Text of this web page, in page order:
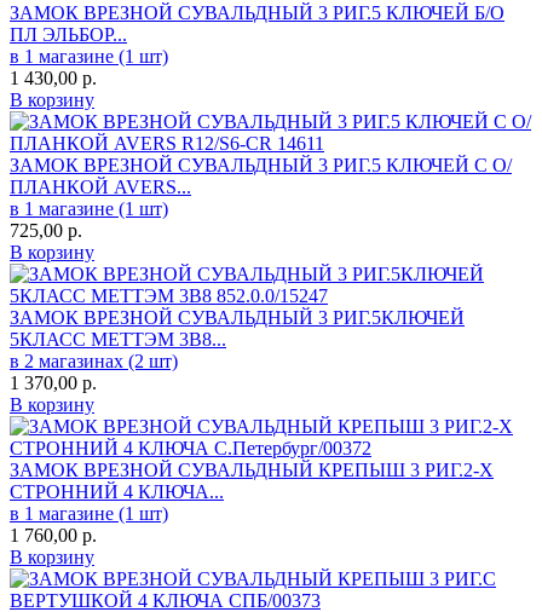
ЗАМОК ВРЕЗНОЙ СУВАЛЬДНЫЙ 3 РИГ.5 КЛЮЧЕЙ Б/О
ПЛ ЭЛЬБОР...
в 1 магазине (1 шт)
1 430,00 р.
В корзину
ЗАМОК ВРЕЗНОЙ СУВАЛЬДНЫЙ 3 РИГ.5 КЛЮЧЕЙ С О/
ПЛАНКОЙ AVERS...
в 1 магазине (1 шт)
725,00 р.
В корзину
ЗАМОК ВРЕЗНОЙ СУВАЛЬДНЫЙ 3 РИГ.5КЛЮЧЕЙ
5КЛАСС МЕТТЭМ 3В8...
в 2 магазинах (2 шт)
1 370,00 р.
В корзину
ЗАМОК ВРЕЗНОЙ СУВАЛЬДНЫЙ КРЕПЫШ 3 РИГ.2-Х
СТРОННИЙ 4 КЛЮЧА...
в 1 магазине (1 шт)
1 760,00 р.
В корзину